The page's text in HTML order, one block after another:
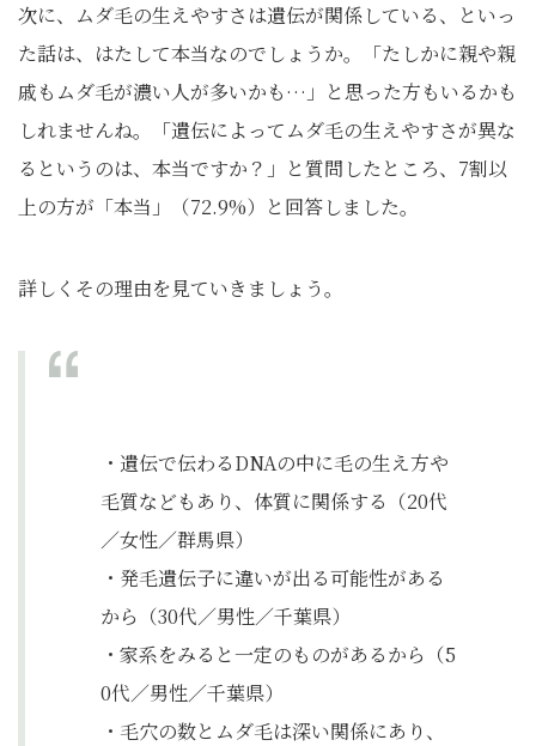
次に、ムダ毛の生えやすさは遺伝が関係している、といっ
た話は、はたして本当なのでしょうか。「たしかに親や親
戚もムダ毛が濃い人が多いかも…」と思った方もいるかも
しれませんね。「遺伝によってムダ毛の生えやすさが異な
るというのは、本当ですか？」と質問したところ、7割以
上の方が「本当」（72.9%）と回答しました。
詳しくその理由を見ていきましょう。
・遺伝で伝わるDNAの中に毛の生え方や
毛質などもあり、体質に関係する（20代
／女性／群馬県）
・発毛遺伝子に違いが出る可能性がある
から（30代／男性／千葉県）
・家系をみると一定のものがあるから（5
0代／男性／千葉県）
・毛穴の数とムダ毛は深い関係にあり、